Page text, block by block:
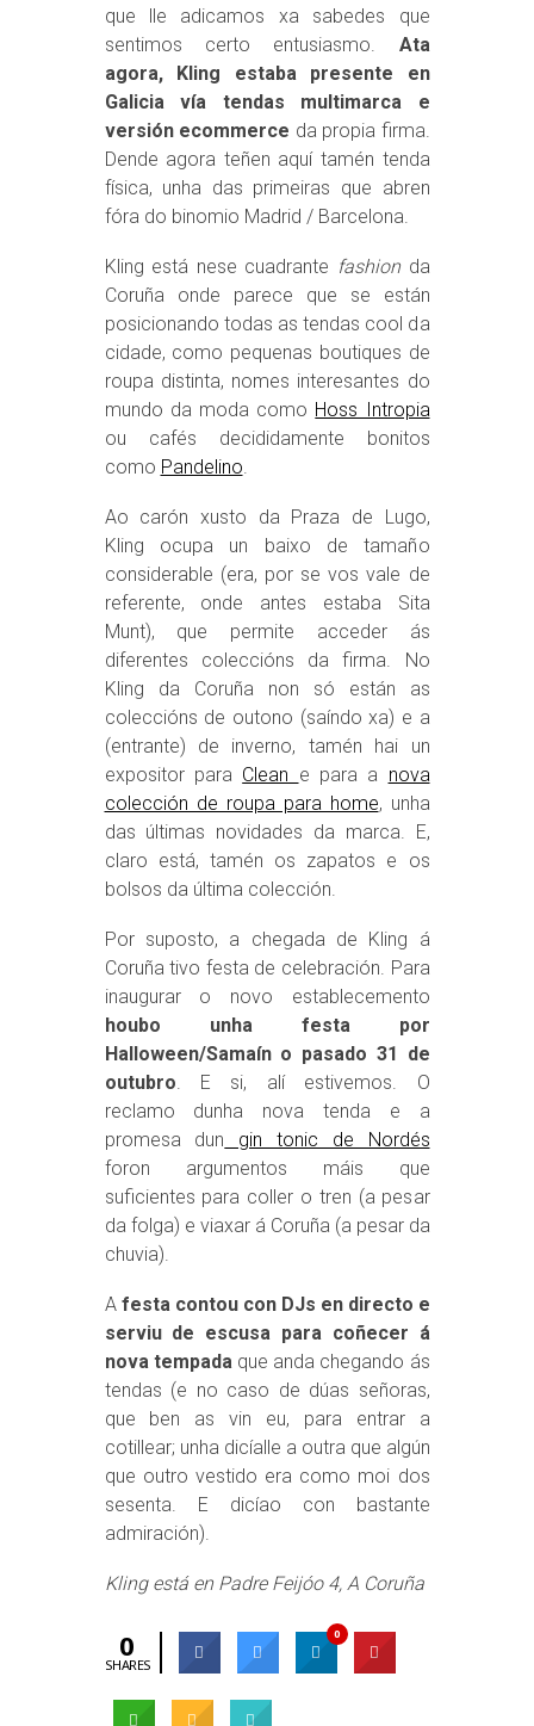
que lle adicamos xa sabedes que
sentimos certo entusiasmo. Ata
agora, Kling estaba presente en
Galicia vía tendas multimarca e
versión ecommerce da propia firma.
Dende agora teñen aquí tamén tenda
física, unha das primeiras que abren
fóra do binomio Madrid / Barcelona.
Kling está nese cuadrante fashionda
Coruña onde parece que se están
posicionando todas as tendas cool da
cidade, como pequenas boutiques de
roupa distinta, nomes interesantes do
mundo da moda como Hoss Intropia
ou cafés decididamente bonitos
como Pandelino.
Ao carón xusto da Praza de Lugo,
Kling ocupa un baixo de tamaño
considerable (era, por se vos vale de
referente, onde antes estaba Sita
Munt), que permite acceder ás
diferentes coleccións da firma. No
Kling da Coruña non só están as
coleccións de outono (saíndo xa) e a
(entrante) de inverno, tamén hai un
expositor para Clean e para a nova
colección de roupa para home, unha
das últimas novidades da marca. E,
claro está, tamén os zapatos e os
bolsos da última colección.
Por suposto, a chegada de Kling á
Coruña tivo festa de celebración. Para
inaugurar o novo establecemento
houbo unha festa por
Halloween/Samaín o pasado 31 de
outubro. E si, alí estivemos. O
reclamo dunha nova tenda e a
promesa dun gin tonic de Nordés
foron argumentos máis que
suficientes para coller o tren (a pesar
da folga) e viaxar á Coruña (a pesar da
chuvia).
A festa contou con DJs en directo e
serviu de escusa para coñecer á
nova tempadaque anda chegando ás
tendas (e no caso de dúas señoras,
que ben as vin eu, para entrar a
cotillear; unha dicíalle a outra que algún
que outro vestido era como moi dos
sesenta. E dicíao con bastante
admiración).
Kling está en Padre Feijóo 4, A Coruña
0
SHARES
0